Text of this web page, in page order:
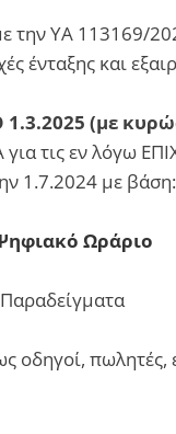
την ΥΑ 113169/
και
(με
τις εν λόγω
1.7.2024 με
Ωράριο
οδηγοί,